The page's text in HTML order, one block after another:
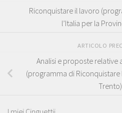
Riconquistare il lavoro
l’Italia per la
ARTICOLO
Analisi e proposte relative
(programma di Riconquistare